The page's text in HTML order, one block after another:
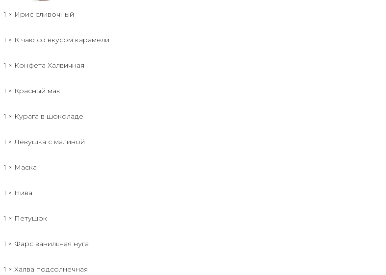
1 × Ирис сливочный
1 × К чаю со вкусом карамели
1 × Конфета Халвичная
1 × Красный мак
1 × Курага в шоколаде
1 × Левушка с малиной
1 × Маска
1 × Нива
1 × Петушок
1 × Фарс ванильная нуга
1 × Халва подсолнечная